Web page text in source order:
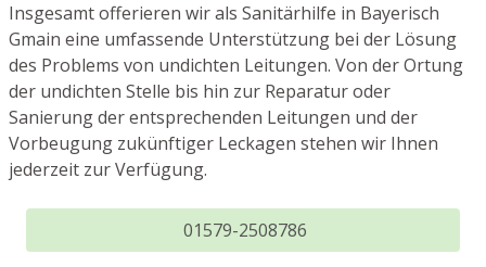
Insgesamt offerieren wir als Sanitärhilfe in Bayerisch
Gmain eine umfassende Unterstützung bei der Lösung
des Problems von undichten Leitungen. Von der Ortung
der undichten Stelle bis hin zur Reparatur oder
Sanierung der entsprechenden Leitungen und der
Vorbeugung zukünftiger Leckagen stehen wir Ihnen
jederzeit zur Verfügung.
01579-2508786